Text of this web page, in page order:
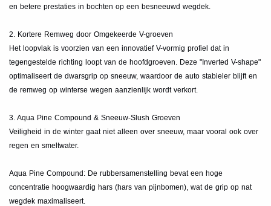
en betere prestaties in bochten op een besneeuwd wegdek.
2. Kortere Remweg door Omgekeerde V-groeven
Het loopvlak is voorzien van een innovatief V-vormig profiel dat in
tegengestelde richting loopt van de hoofdgroeven. Deze "Inverted V-shape"
optimaliseert de dwarsgrip op sneeuw, waardoor de auto stabieler blijft en
de remweg op winterse wegen aanzienlijk wordt verkort.
3. Aqua Pine Compound & Sneeuw-Slush Groeven
Veiligheid in de winter gaat niet alleen over sneeuw, maar vooral ook over
regen en smeltwater.
Aqua Pine Compound: De rubbersamenstelling bevat een hoge
concentratie hoogwaardig hars (hars van pijnbomen), wat de grip op nat
wegdek maximaliseert.